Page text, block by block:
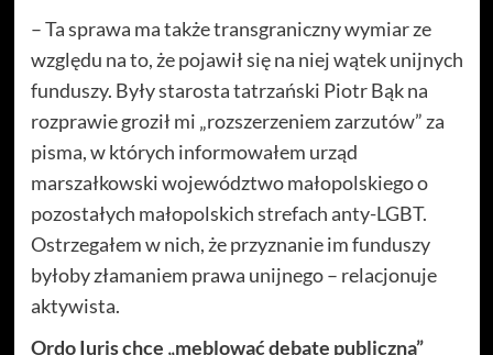
– Ta sprawa ma także transgraniczny wymiar ze
względu na to, że pojawił się na niej wątek unijnych
funduszy. Były starosta tatrzański Piotr Bąk na
rozprawie groził mi „rozszerzeniem zarzutów” za
pisma, w których informowałem urząd
marszałkowski województwo małopolskiego o
pozostałych małopolskich strefach anty-LGBT.
Ostrzegałem w nich, że przyznanie im funduszy
byłoby złamaniem prawa unijnego – relacjonuje
aktywista.
Ordo Iuris chce „meblować debatę publiczną”